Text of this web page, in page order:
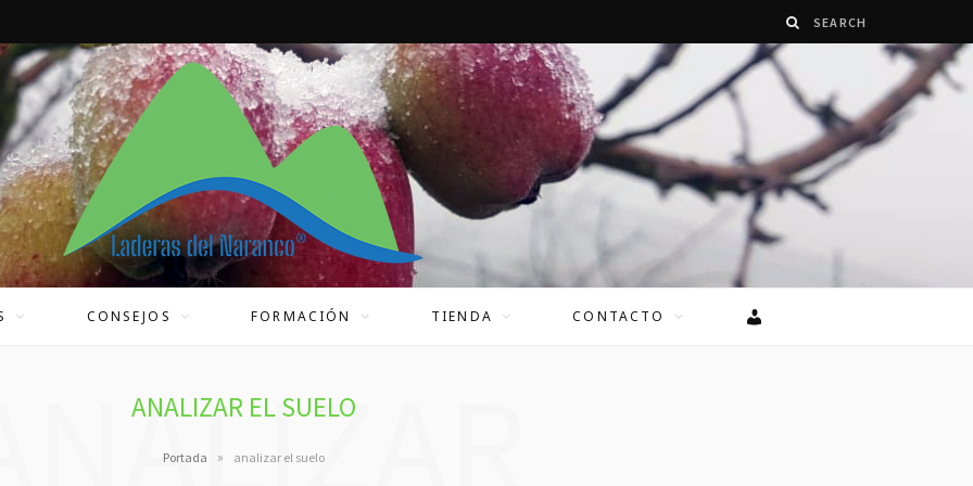
CONSEJOS FORMACIÓN TIENDA CONTACTO
ANALIZAR EL SUELO
ANALIZAR
Portada » analizar el suelo